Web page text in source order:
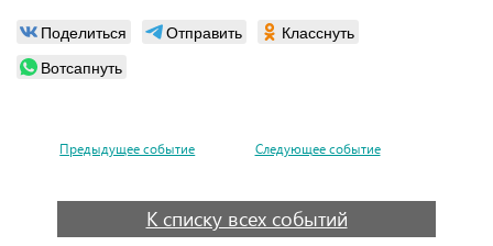
Поделиться Отправить
Класснуть
Вотсапнуть
Предыдущее событие Следующее событие
К списку всех событий